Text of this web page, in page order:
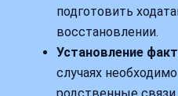
подготовить
восстановлении.
Установление
случаях